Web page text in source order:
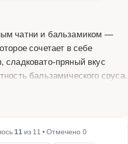
чатни и бальзамиком —
сочетает в себе
сладковато-пряный вкус
бальзамического соуса.
ваших гостей и
что придает им
11из 11 • Отмечено 0